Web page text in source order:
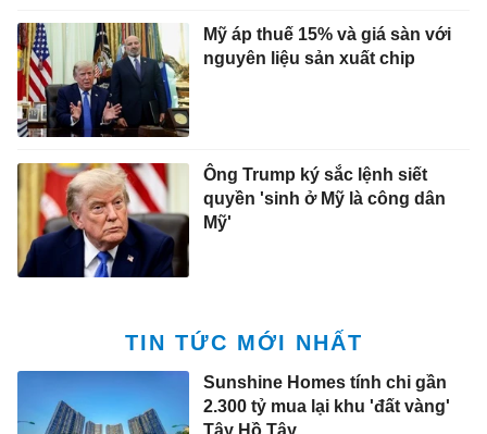
Mỹ áp thuế 15% và giá sàn với
nguyên liệu sản xuất chip
Ông Trump ký sắc lệnh siết
quyền 'sinh ở Mỹ là công dân
Mỹ'
TIN TỨC MỚI NHẤT
Sunshine Homes tính chi gần
2.300 tỷ mua lại khu 'đất vàng'
Tây Hồ Tây